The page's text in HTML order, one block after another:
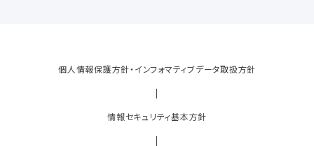
個人情報保護方針・インフォマティブデータ取扱方針
|
情報セキュリティ基本方針
|